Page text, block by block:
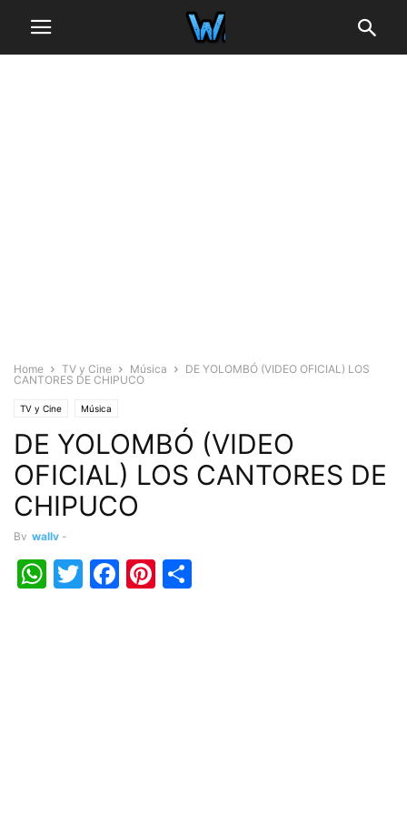
Home TV y Cine Música
DE YOLOMBÓ (VIDEO OFICIAL) LOS
CANTORES DE CHIPUCO
TV y Cine Música
DE YOLOMBÓ (VIDEO
OFICIAL) LOS CANTORES DE
CHIPUCO
By wally -
WhatsApp
Twitter
Facebook
Pinterest